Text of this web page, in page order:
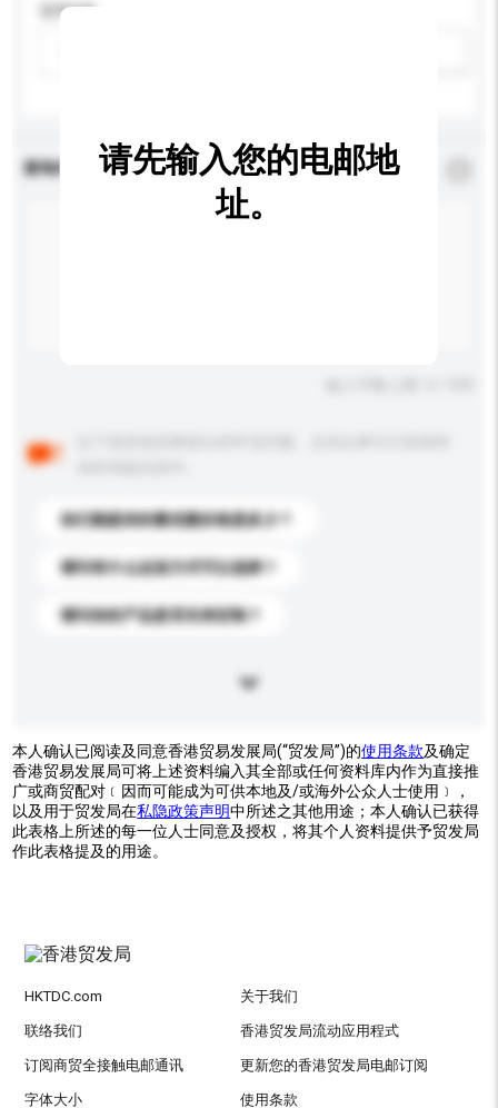
适用年龄
查询内容 *必须填写
你们能提供的最优惠价格是多少？
请问有什么运送方式可以选择？
请问你的产品是否支持定制？
请先输入您的电邮地
址。
本人确认已阅读及同意香港贸易发展局(“贸发局”)的使用条款及确定
香港贸易发展局可将上述资料编入其全部或任何资料库内作为直接推
广或商贸配对﹝因而可能成为可供本地及/或海外公众人士使用﹞，
以及用于贸发局在私隐政策声明中所述之其他用途；本人确认已获得
此表格上所述的每一位人士同意及授权，将其个人资料提供予贸发局
作此表格提及的用途。
HKTDC.com 关于我们
联络我们 香港贸发局流动应用程式
订阅商贸全接触电邮通讯 更新您的香港贸发局电邮订阅
字体大小 使用条款